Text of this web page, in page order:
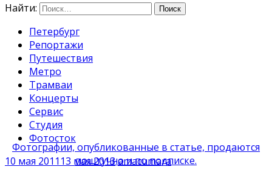
Найти:
Петербург
Репортажи
Путешествия
Метро
Трамваи
Концерты
Сервис
Студия
Фотосток
10 мая 2011 13 мая 2013amacumara
Фотографии, опубликованные в статье, продаются
поштучно и по подписке.